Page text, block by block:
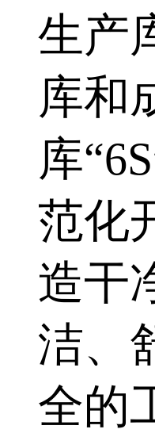
生产
库和
库
范化
造干
洁、
全的